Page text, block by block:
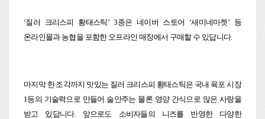
‘질러 크리스피 황태스틱’ 3종은 네이버 스토어 ‘새미네마켓’ 등
온라인몰과 농협을 포함한 오프라인 매장에서 구매할 수 있답니다.
마지막 한 조각까지 맛있는 질러 크리스피 황태스틱은 국내 육포 시장
1등의 기술력으로 만들어 술안주는 물론 영양 간식으로 많은 사랑을
받고 있답니다. 앞으로도 소비자들의 니즈를 반영한 다양한